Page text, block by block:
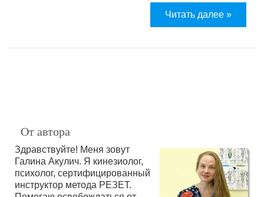
Читать далее »
От автора
Здравствуйте! Меня зовут
Галина Акулич. Я кинезиолог,
психолог, сертифицированный
инструктор метода РЕЗЕТ.